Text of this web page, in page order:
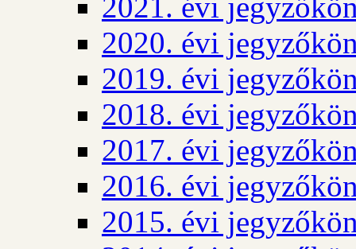
2021. évi
2020. évi
2019. évi
2018. évi
2017. évi
2016. évi
2015. évi